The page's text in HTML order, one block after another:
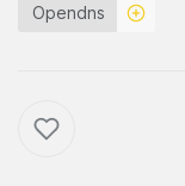
Opendns